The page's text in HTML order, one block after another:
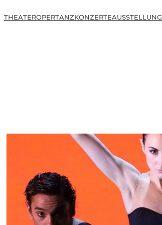
THEATEROPERTANZKONZERTEAUSSTELLUNG